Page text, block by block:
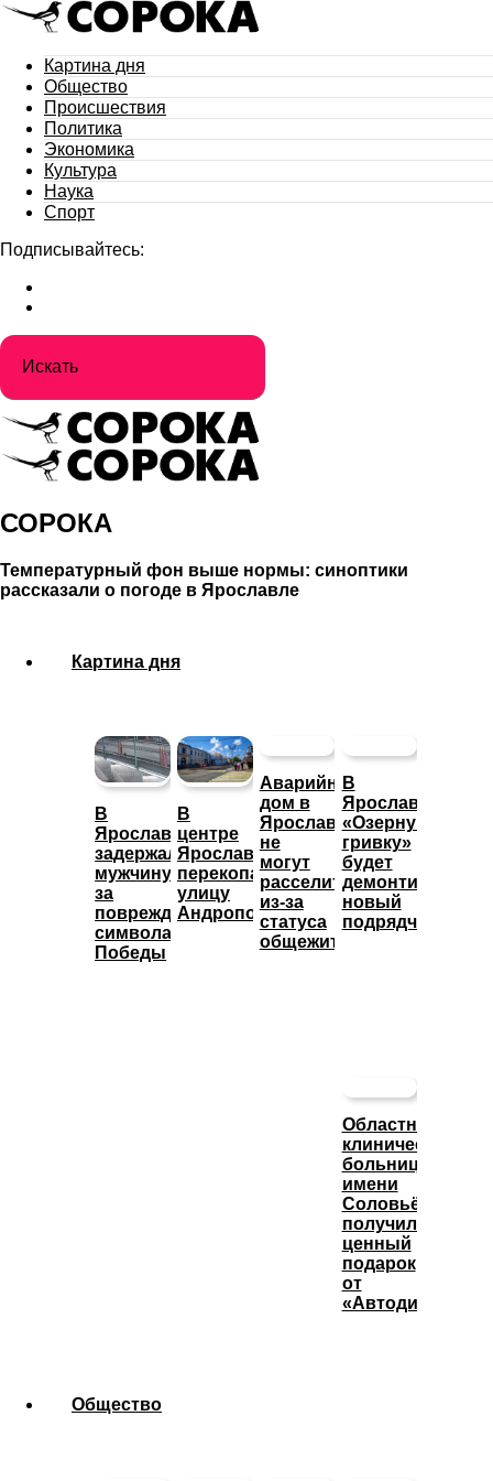
Картина дня
Общество
Происшествия
Политика
Экономика
Культура
Наука
Спорт
Подписывайтесь:
СОРОКА
Температурный фон выше нормы: синоптики
рассказали о погоде в Ярославле
Картина дня
В
Ярославле
задержали
мужчину
за
повреждение
символа
Победы
В
центре
Ярославля
перекопали
улицу
Андропова
Аварийный
дом в
Ярославле
не
могут
расселить
из-за
статуса
общежития
В
Ярославле
«Озерную
гривку»
будет
демонтировать
новый
подрядчик
Областная
клиническая
больница
имени
Соловьёва
получила
ценный
подарок
от
«Автодизеля»
Общество